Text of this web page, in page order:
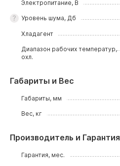
Электропитание, В
Уровень шума, Дб
Хладагент
Диапазон рабочих температур,
охл.
Габариты и Вес
Габариты, мм
Вес, кг
Производитель и Гарантия
Гарантия, мес.